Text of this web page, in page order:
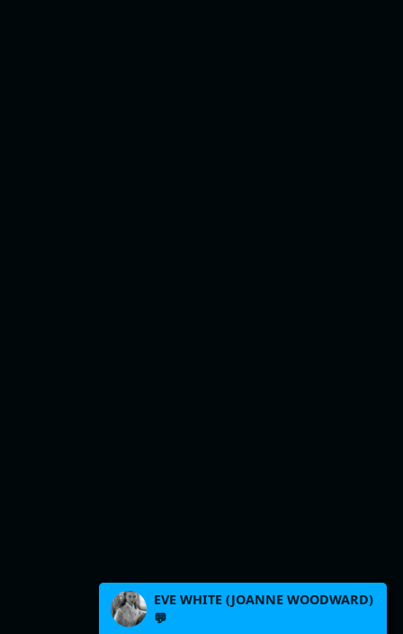
EVE WHITE (JOANNE WOODWARD)
💬